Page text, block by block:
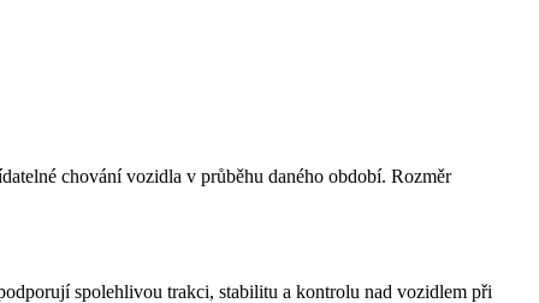
chování vozidla v průběhu daného období. Rozměr
spolehlivou trakci, stabilitu a kontrolu nad vozidlem při